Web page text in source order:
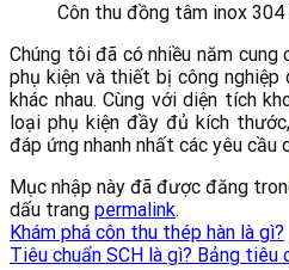
Côn thu đồng tâm inox
Chúng tôi đã có nhiều năm
phụ kiện và thiết bị công nghiệp
khác nhau. Cùng với diện tích
loại phụ kiện đầy đủ kích
đáp ứng nhanh nhất các yêu cầu
Mục nhập này đã được đăng
dấu trang permalink.
Khám phá côn thu thép hàn là gì?
Tiêu chuẩn SCH là gì? Bảng tiêu